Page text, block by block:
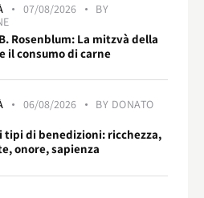
07/08/2026
BY
Rosenblum: La mitzvà della
il consumo di carne
06/08/2026 BY DONATO
tipi di benedizioni: ricchezza,
onore, sapienza